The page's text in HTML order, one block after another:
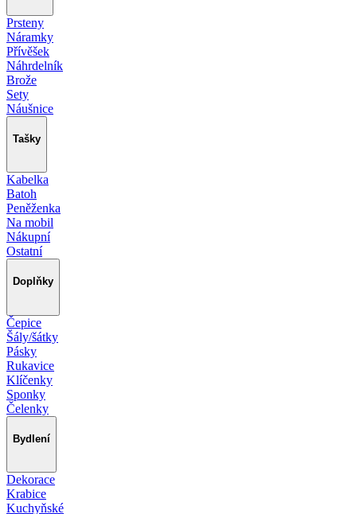
Prsteny
Náramky
Přívěšek
Náhrdelník
Brože
Sety
Náušnice
Tašky
Kabelka
Batoh
Peněženka
Na mobil
Nákupní
Ostatní
Doplňky
Čepice
Šály/šátky
Pásky
Rukavice
Klíčenky
Sponky
Čelenky
Bydlení
Dekorace
Krabice
Kuchyňské